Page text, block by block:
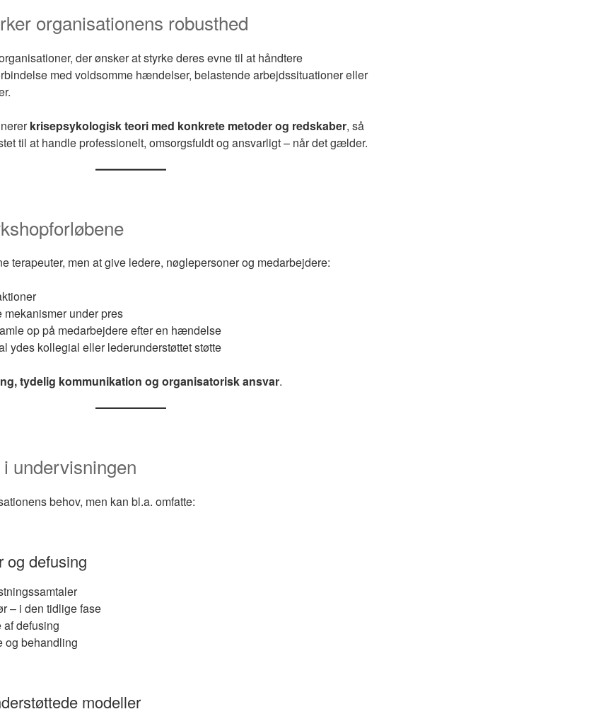
organisationens robusthed
der ønsker at styrke deres evne til at håndtere
med voldsomme hændelser, belastende arbejdssituationer eller
krisepsykologisk teori med konkrete metoder og redskaber, så
til at handle professionelt, omsorgsfuldt og ansvarligt – når det gælder.
terapeuter, men at give ledere, nøglepersoner og medarbejdere:
under pres
op på medarbejdere efter en hændelse
ydes kollegial eller lederunderstøttet støtte
tydelig kommunikation og organisatorisk ansvar.
undervisningen
behov, men kan bl.a. omfatte:
og defusing
– i den tidlige fase
af defusing
og behandling
modeller